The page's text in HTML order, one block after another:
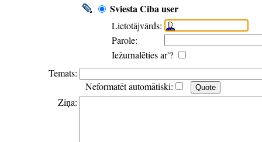
Sviesta Ciba user
Lietotājvārds:
Parole:
Iežurnalēties ar'?
Temats:
Neformatēt automātiski:
Ziņa: